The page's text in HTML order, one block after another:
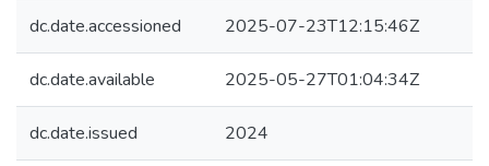
dc.date.accessioned 2025-07-23T12:15:46Z
dc.date.available 2025-05-27T01:04:34Z
dc.date.issued 2024